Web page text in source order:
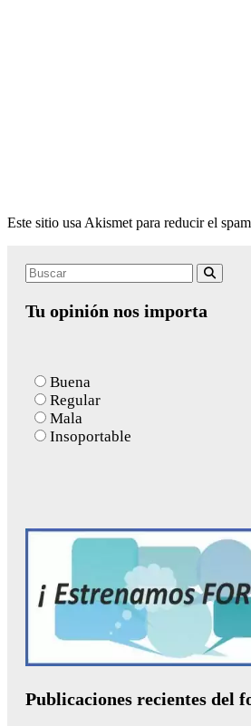
Este sitio usa Akismet para reducir el
Search
Tu opinión nos importa
Buena
Regular
Mala
Insoportable
Publicaciones recientes del